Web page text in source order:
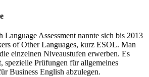
Language Assessment nannte sich bis 2013
of Other Languages, kurz ESOL. Man
einzelnen Niveaustufen erwerben. Es
spezielle Prüfungen für allgemeines
Business English abzulegen.